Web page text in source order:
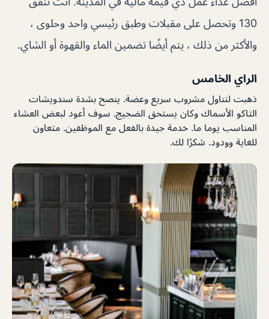
130 وتحصل على مقبلات وطبق رئيسي واحد وحلوى ،
والأكثر من ذلك ، يتم أيضًا تضمين الماء والقهوة أو الشاي.
الراي الخامس
ذهبت لتناول مشروب سريع وعضة. ينصح بشدة سندويشات
التاكو الأسماك وكان يستحق الضجيج. سوف أعود لبعض العشاء
المناسب يوما ما. خدمة جيدة بالفعل مع الموظفين. متعاون
للغاية وودود. شكرًا لك.